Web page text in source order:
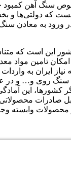
سنگ آهن کمبود
هست که دولتی‌ها
به معادن
این است که
تامین مواد
نیاز ایران به
سنگ روی و… و در
کشورها، این
صادرات
وابسته